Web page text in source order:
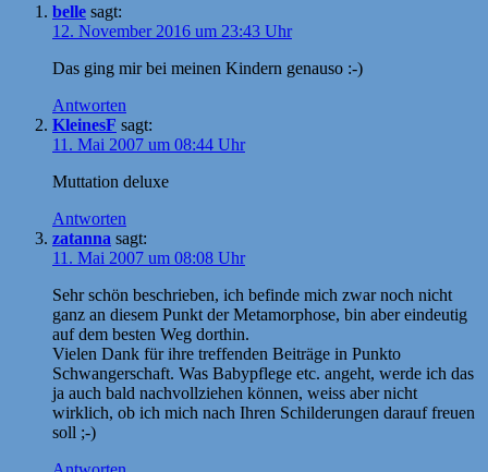
belle sagt:
12. November 2016 um 23:43 Uhr
Das ging mir bei meinen Kindern genauso :-)
Antworten
KleinesF sagt:
11. Mai 2007 um 08:44 Uhr
Muttation deluxe
Antworten
zatanna sagt:
11. Mai 2007 um 08:08 Uhr
Sehr schön beschrieben, ich befinde mich zwar noch nicht
ganz an diesem Punkt der Metamorphose, bin aber eindeutig
auf dem besten Weg dorthin.
Vielen Dank für ihre treffenden Beiträge in Punkto
Schwangerschaft. Was Babypflege etc. angeht, werde ich das
ja auch bald nachvollziehen können, weiss aber nicht
wirklich, ob ich mich nach Ihren Schilderungen darauf freuen
soll ;-)